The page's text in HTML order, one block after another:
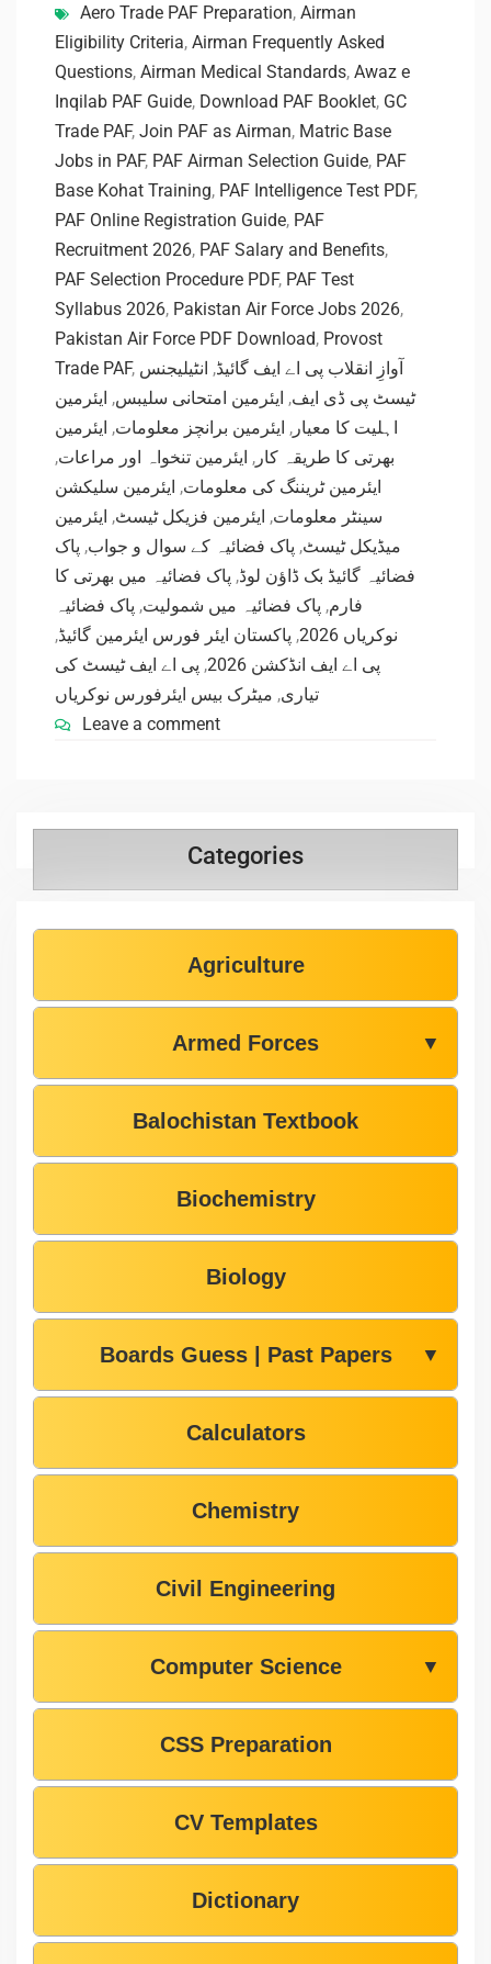
Aero Trade PAF Preparation, Airman
Eligibility Criteria, Airman Frequently Asked
Questions, Airman Medical Standards, Awaz e
Inqilab PAF Guide, Download PAF Booklet, GC
Trade PAF, Join PAF as Airman, Matric Base
Jobs in PAF, PAF Airman Selection Guide, PAF
Base Kohat Training, PAF Intelligence Test PDF,
PAF Online Registration Guide, PAF
Recruitment 2026, PAF Salary and Benefits,
PAF Selection Procedure PDF, PAF Test
Syllabus 2026, Pakistan Air Force Jobs 2026,
Pakistan Air Force PDF Download, Provost
Trade PAF, آوازِ انقلاب پی اے ایف گائیڈ, انٹیلیجنس
ٹیسٹ پی ڈی ایف, ایئرمین امتحانی سلیبس, ایئرمین
اہلیت کا معیار , ایئرمین برانچز معلومات, ایئرمین
بھرتی کا طریقہ کار , ایئرمین تنخواہ اور مراعات,
ایئرمین ٹریننگ کی معلومات, ایئرمین سلیکشن
سینٹر معلومات, ایئرمین فزیکل ٹیسٹ, ایئرمین
میڈیکل ٹیسٹ, پاک فضائیہ کے سوال و جواب, پاک
فضائیہ گائیڈ بک ڈاؤن لوڈ, پاک فضائیہ میں بھرتی کا
فارم, پاک فضائیہ میں شمولیت, پاک فضائیہ
نوکریاں 2026
, پاکستان ایئر فورس ایئرمین گائیڈ,
پی اے ایف انڈکشن 2026
, پی اے ایف ٹیسٹ کی
تیاری, میٹرک بیس ایئرفورس نوکریاں
Leave a comment
Categories
Agriculture
Armed Forces ▼
Balochistan Textbook
Biochemistry
Biology
Boards Guess | Past Papers ▼
Calculators
Chemistry
Civil Engineering
Computer Science ▼
CSS Preparation
CV Templates
Dictionary